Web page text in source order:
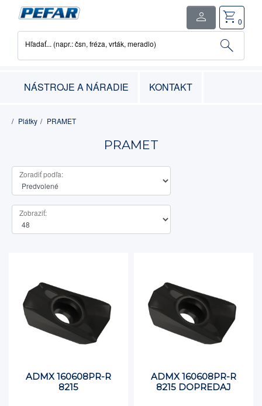
search
Hľadať... (napr.: čsn, fréza, vrták, meradlo)
shopping_cart 0
person
NÁSTROJE A NÁRADIE KONTAKT
close
položka
0.00€
Plátky PRAMET
PRAMET
Zoradiť podľa:
Zobraziť:
ADMX 160608PR-R
8215
ADMX 160608PR-R
8215 DOPREDAJ